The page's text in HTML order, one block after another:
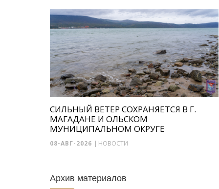
СИЛЬНЫЙ ВЕТЕР СОХРАНЯЕТСЯ В Г.
МАГАДАНЕ И ОЛЬСКОМ
МУНИЦИПАЛЬНОМ ОКРУГЕ
08-АВГ-2026 | НОВОСТИ
Архив материалов